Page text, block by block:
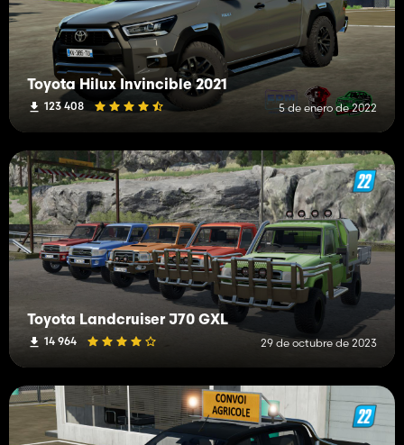
Toyota Hilux Invincible 2021
123 408 5 de enero de 2022
Toyota Landcruiser J70 GXL
14 964 29 de octubre de 2023